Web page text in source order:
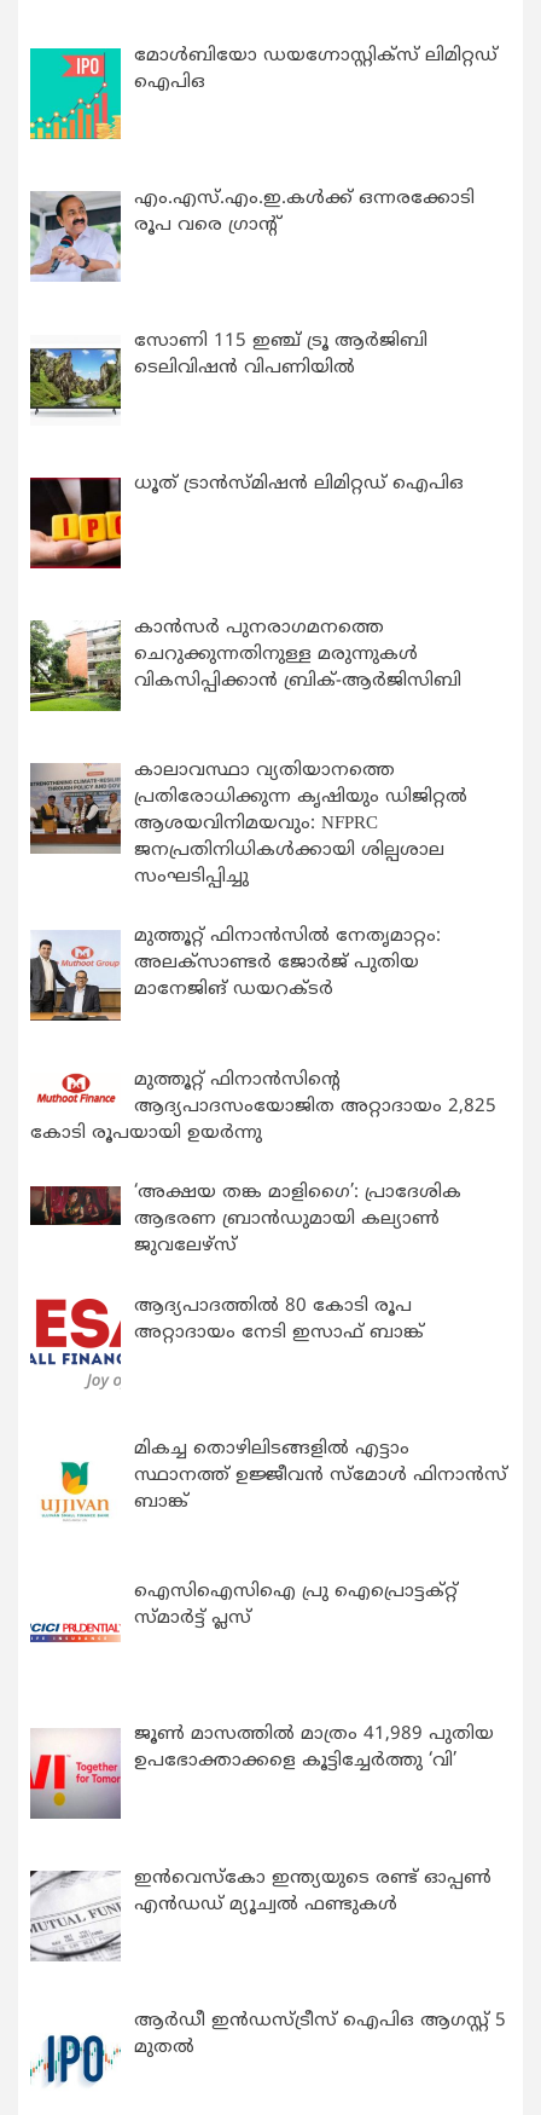
മോൾബിയോ ഡയഗ്നോസ്റ്റിക്സ് ലിമിറ്റഡ്
ഐപിഒ
എം.എസ്.എം.ഇ.കൾക്ക് ഒന്നരക്കോടി
രൂപ വരെ ഗ്രാന്റ്
സോണി 115 ഇഞ്ച് ട്രൂ ആർജിബി
ടെലിവിഷൻ വിപണിയിൽ
ധൂത് ട്രാൻസ്മിഷൻ ലിമിറ്റഡ് ഐപിഒ
കാന്‍സര്‍ പുനരാഗമനത്തെ
ചെറുക്കുന്നതിനുള്ള മരുന്നുകള്‍
വികസിപ്പിക്കാന്‍ ബ്രിക്-ആര്‍ജിസിബി
കാലാവസ്ഥാ വ്യതിയാനത്തെ
പ്രതിരോധിക്കുന്ന കൃഷിയും ഡിജിറ്റൽ
ആശയവിനിമയവും: NFPRC
ജനപ്രതിനിധികൾക്കായി ശില്പശാല
സംഘടിപ്പിച്ചു
മുത്തൂറ്റ് ഫിനാൻസിൽ നേതൃമാറ്റം:
അലക്സാണ്ടർ ജോർജ് പുതിയ
മാനേജിങ് ഡയറക്ടർ
മുത്തൂറ്റ് ഫിനാൻസിന്റെ
ആദ്യപാദസംയോജിത അറ്റാദായം 2,825
കോടി രൂപയായി ഉയർന്നു
‘അക്ഷയ തങ്ക മാളിഗൈ’: പ്രാദേശിക
ആഭരണ ബ്രാന്‍ഡുമായി കല്യാണ്‍
ജുവലേഴ്‌സ്
ആദ്യപാദത്തിൽ 80 കോടി രൂപ
അറ്റാദായം നേടി ഇസാഫ് ബാങ്ക്
മികച്ച തൊഴിലിടങ്ങളിൽ എട്ടാം
സ്ഥാനത്ത് ഉജ്ജീവൻ സ്മോൾ ഫിനാൻസ്
ബാങ്ക്
ഐസിഐസിഐ പ്രു ഐപ്രൊട്ടക്റ്റ്
സ്മാർട്ട് പ്ലസ്
ജൂൺ മാസത്തിൽ മാത്രം 41,989 പുതിയ
ഉപഭോക്താക്കളെ കൂട്ടിച്ചേർത്തു ‘വി’
ഇന്‍വെസ്കോ ഇന്ത്യയുടെ രണ്ട് ഓപ്പണ്‍
എന്‍ഡഡ് മ്യൂച്വല്‍ ഫണ്ടുകള്‍
ആർഡീ ഇൻഡസ്ട്രീസ് ഐപിഒ ആഗസ്റ്റ് 5
മുതൽ